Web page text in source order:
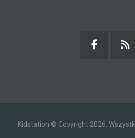
Kidstation © Copyright 2026.